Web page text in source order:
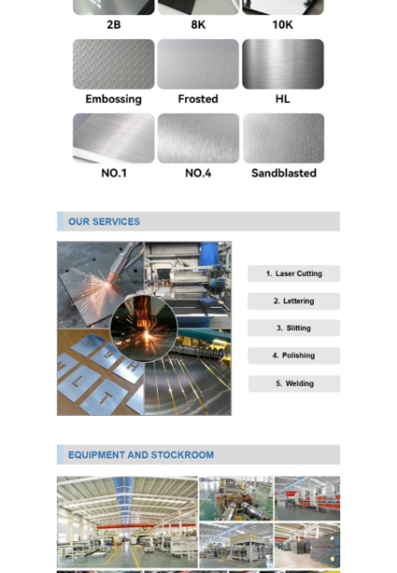
304 স্টেইনলেস স্টীল শীট
304 স্টেইনলেস স্টীল পাইপ
316L স্টেইনলেস স্টীল শীট
316L স্টেইনলেস স্টীল পাইপ
2205 স্টেইনলেস স্টীল প্লেট
আলংকারিক স্টেইনলেস স্টীল টিউব
স্টেইনলেস স্টীল বার
অ্যালুমিনিয়াম উপাদান
তামা উপাদান
Ppgi গ্যালভানাইজড স্টিল কয়েল